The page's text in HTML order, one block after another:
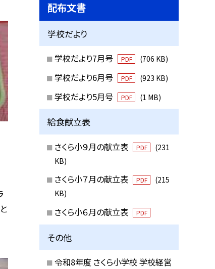
配布文書
学校だより
学校だより7月号 PDF (706 KB)
学校だより6月号 PDF (923 KB)
学校だより5月号 PDF (1 MB)
給食献立表
さくら小９月の献立表 PDF
(231
KB)
さくら小７月の献立表 PDF
(215
KB)
さくら小６月の献立表 PDF
その他
令和8年度 さくら小学校 学校経営